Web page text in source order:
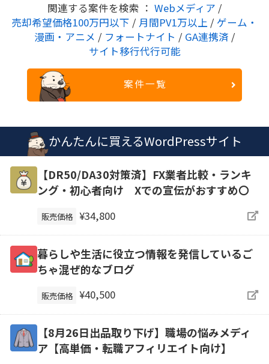
関連する案件を検索 ： Webメディア /
売却希望価格100万円以下 / 月間PV1万以上 / ゲーム・
漫画・アニメ / フォートナイト / GA連携済 /
サイト移行代行可能
案件一覧
かんたんに買えるWordPressサイト
【DR50/DA30対策済】FX業者比較・ランキ
ング・初心者向け Xでの宣伝がおすすめ〇
販売価格 ¥34,800
暮らしや生活に役立つ情報を発信しているご
ちゃ混ぜ的なブログ
販売価格 ¥40,500
【8月26日出品取り下げ】職場の悩みメディ
ア【高単価・転職アフィリエイト向け】